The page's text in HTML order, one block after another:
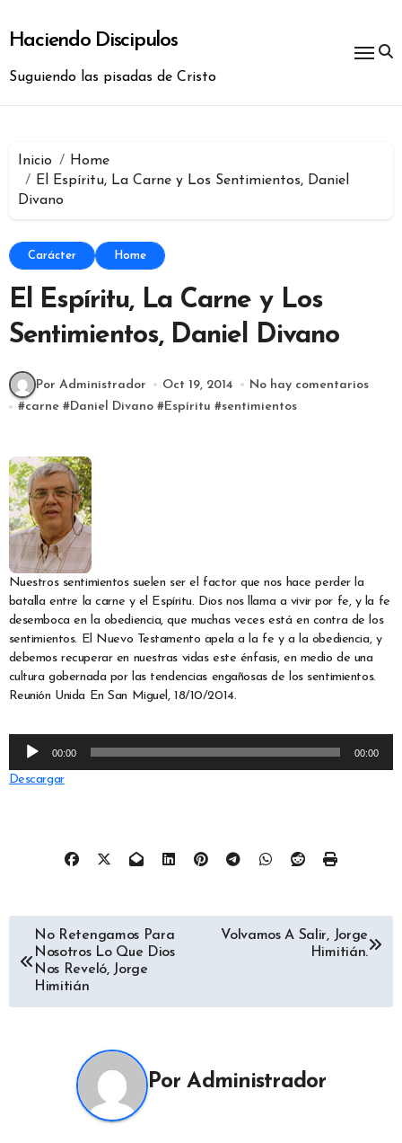
contenido
Haciendo Discipulos
Suguiendo las pisadas de Cristo
Inicio
Home
El Espíritu, La Carne y Los Sentimientos, Daniel
Divano
Carácter Home
El Espíritu, La Carne y Los
Sentimientos, Daniel Divano
Por Administrador Oct 19, 2014
No hay comentarios
#carne #Daniel Divano #Espíritu #sentimientos
Nuestros sentimientos suelen ser el factor que nos hace perder la
batalla entre la carne y el Espíritu. Dios nos llama a vivir por fe, y la fe
desemboca en la obediencia, que muchas veces está en contra de los
sentimientos. El Nuevo Testamento apela a la fe y a la obediencia, y
debemos recuperar en nuestras vidas este énfasis, en medio de una
cultura gobernada por las tendencias engañosas de los sentimientos.
Reunión Unida En San Miguel, 18/10/2014.
Reproductor
audio
00:00 00:00
Descargar
Navegación
de
entradas
No Retengamos Para
Nosotros Lo Que Dios
Nos Reveló, Jorge
Himitián
Volvamos A Salir, Jorge
Himitián.
PorAdministrador